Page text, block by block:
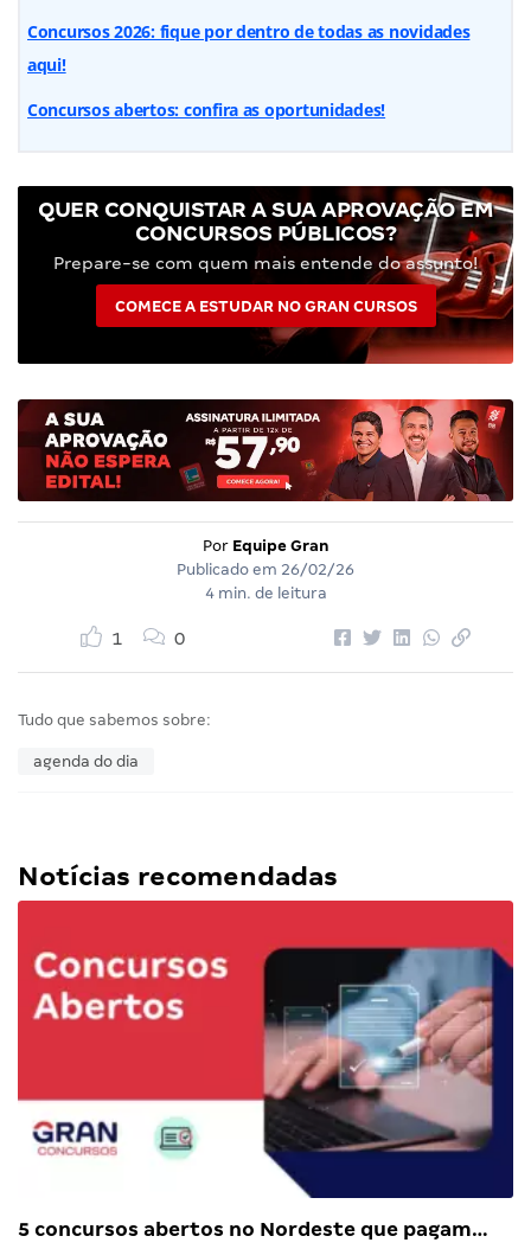
Concursos 2026: fique por dentro de todas as novidades
aqui!
Concursos abertos: confira as oportunidades!
QUER CONQUISTAR A SUA APROVAÇÃO EM
CONCURSOS PÚBLICOS?
Prepare-se com quem mais entende do assunto!
COMECE A ESTUDAR NO GRAN CURSOS
Por Equipe Gran
Publicado em 26/02/26
4 min. de leitura
1 0
Tudo que sabemos sobre:
agenda do dia
Notícias recomendadas
5 concursos abertos no Nordeste que pagam…